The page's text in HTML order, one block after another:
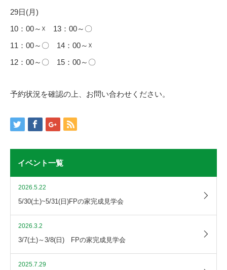
29日(月)
10：00～☓ 13：00～〇
11：00～〇 14：00～☓
12：00～〇 15：00～〇
予約状況を確認の上、お問い合わせください。
イベント一覧
2026.5.22
5/30(土)~5/31(日)FPの家完成見学会
2026.3.2
3/7(土)～3/8(日) FPの家完成見学会
2025.7.29